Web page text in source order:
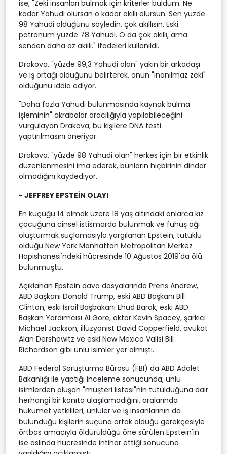
ise, "Zeki insanları bulmak için kriterler buldum. Ne
kadar Yahudi olursan o kadar akıllı olursun. Sen yüzde
98 Yahudi olduğunu söyledin, çok akıllısın. Eski
patronum yüzde 78 Yahudi. O da çok akıllı, ama
senden daha az akıllı." ifadeleri kullanıldı.
Drakova, "yüzde 99,3 Yahudi olan" yakın bir arkadaşı
ve iş ortağı olduğunu belirterek, onun "inanılmaz zeki"
olduğunu iddia ediyor.
"Daha fazla Yahudi bulunmasında kaynak bulma
işleminin" akrabalar aracılığıyla yapılabileceğini
vurgulayan Drakova, bu kişilere DNA testi
yaptırılmasını öneriyor.
Drakova, "yüzde 98 Yahudi olan" herkes için bir etkinlik
düzenlenmesini ima ederek, bunların hiçbirinin dindar
olmadığını kaydediyor.
- JEFFREY EPSTEİN OLAYI
En küçüğü 14 olmak üzere 18 yaş altındaki onlarca kız
çocuğuna cinsel istismarda bulunmak ve fuhuş ağı
oluşturmak suçlamasıyla yargılanan Epstein, tutuklu
olduğu New York Manhattan Metropolitan Merkez
Hapishanesi'ndeki hücresinde 10 Ağustos 2019'da ölü
bulunmuştu.
Açıklanan Epstein dava dosyalarında Prens Andrew,
ABD Başkanı Donald Trump, eski ABD Başkanı Bill
Clinton, eski İsrail Başbakanı Ehud Barak, eski ABD
Başkan Yardımcısı Al Gore, aktör Kevin Spacey, şarkıcı
Michael Jackson, illüzyonist David Copperfield, avukat
Alan Dershowitz ve eski New Mexico Valisi Bill
Richardson gibi ünlü isimler yer almıştı.
ABD Federal Soruşturma Bürosu (FBI) da ABD Adalet
Bakanlığı ile yaptığı inceleme sonucunda, ünlü
isimlerden oluşan "müşteri listesi"nin tutulduğuna dair
herhangi bir kanıta ulaşılamadığını, aralarında
hükümet yetkilileri, ünlüler ve iş insanlarının da
bulunduğu kişilerin suçuna ortak olduğu gerekçesiyle
örtbas amacıyla öldürüldüğü öne sürülen Epstein'in
ise aslında hücresinde intihar ettiği sonucuna